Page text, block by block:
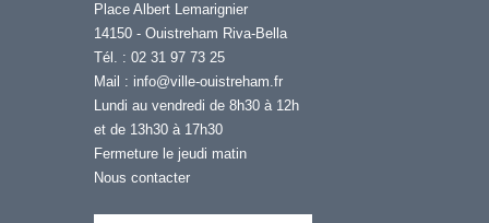
Place Albert Lemarignier
14150 - Ouistreham Riva-Bella
Tél. : 02 31 97 73 25
Mail : info@ville-ouistreham.fr
Lundi au vendredi de 8h30 à 12h
et de 13h30 à 17h30
Fermeture le jeudi matin
Nous contacter